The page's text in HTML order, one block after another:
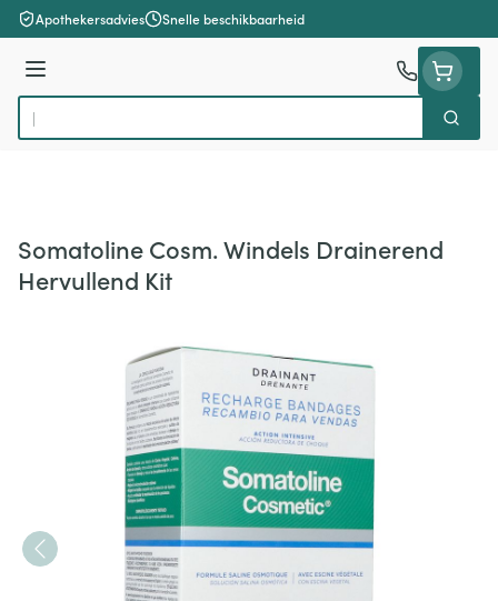
Ga naar de inhoud
Apothekersadvies Snelle beschikbaarheid
Menu
Product, merk, categorie...
Zoek
Somatoline Cosm. Windels Drainerend
Hervullend Kit